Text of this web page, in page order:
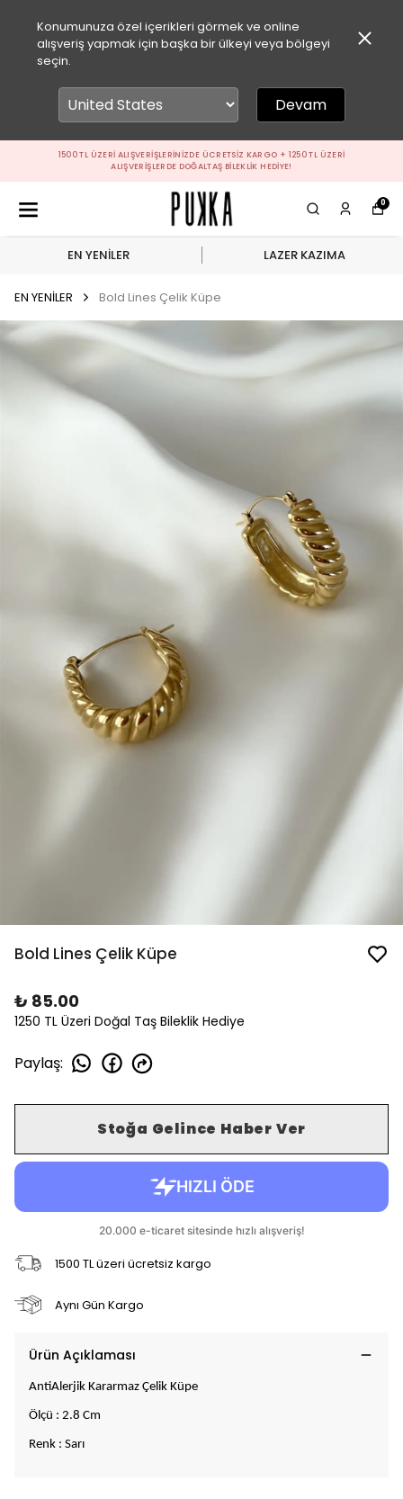
Konumunuza özel içerikleri görmek ve online
alışveriş yapmak için başka bir ülkeyi veya bölgeyi
seçin.
Devam
1500 TL ÜZERI ALIŞVERIŞLERINIZDE ÜCRETSIZ KARGO + 1250 TL ÜZERI
ALIŞVERIŞLERDE DOĞALTAŞ BILEKLIK HEDIYE!
0
EN YENİLER LAZER KAZIMA
EN YENİLER Bold Lines Çelik Küpe
Bold Lines Çelik Küpe
₺ 85.00
1250 TL Üzeri Doğal Taş Bileklik Hediye
Paylaş:
Stoğa Gelince Haber Ver
1500 TL üzeri ücretsiz kargo
Aynı Gün Kargo
Ürün Açıklaması
AntiAlerjik Kararmaz Çelik Küpe
Ölçü : 2.8 Cm
Renk : Sarı